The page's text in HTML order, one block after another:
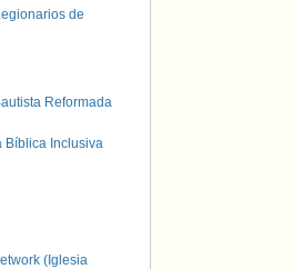
de
Reformada
Bíblica Inclusiva
(Iglesia